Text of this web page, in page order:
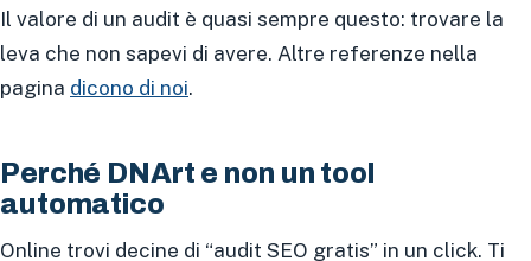
Il valore di un audit è quasi sempre questo: trovare la
leva che non sapevi di avere. Altre referenze nella
pagina dicono di noi.
Perché DNArt e non un tool
automatico
Online trovi decine di “audit SEO gratis” in un click. Ti